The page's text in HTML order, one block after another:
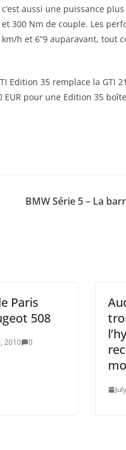
aussi une puissance
300 Nm de couple. Les
h et 6”9 auparavant, tout
Edition 35 remplace la GTI
pour une Edition 35
BMW Série 5 – La
Paris
508
2010 0